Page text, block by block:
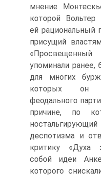
мне­ние
которой Вольтер
ей рациональный
присущий
упоминали
для многих
которых он
феодального
причине, по
деспотизма и
критику «Духа
собой идеи
которого